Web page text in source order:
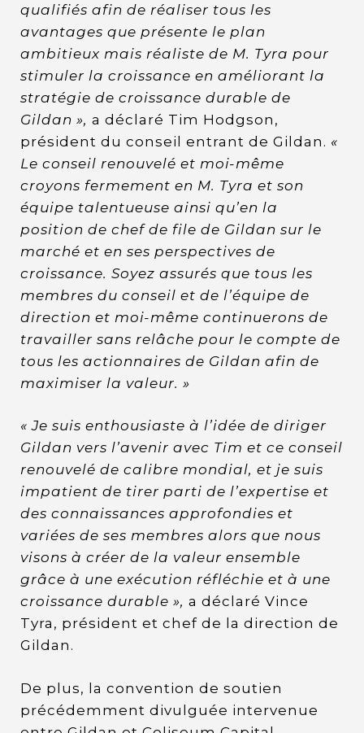
qualifiés afin de réaliser tous les
avantages que présente le plan
ambitieux mais réaliste de M. Tyra pour
stimuler la croissance en améliorant la
stratégie de croissance durable de
Gildan », a déclaré Tim Hodgson,
président du conseil entrant de Gildan. «
Le conseil renouvelé et moi-même
croyons fermement en M. Tyra et son
équipe talentueuse ainsi qu’en la
position de chef de file de Gildan sur le
marché et en ses perspectives de
croissance. Soyez assurés que tous les
membres du conseil et de l’équipe de
direction et moi-même continuerons de
travailler sans relâche pour le compte de
tous les actionnaires de Gildan afin de
maximiser la valeur. »
« Je suis enthousiaste à l’idée de diriger
Gildan vers l’avenir avec Tim et ce conseil
renouvelé de calibre mondial, et je suis
impatient de tirer parti de l’expertise et
des connaissances approfondies et
variées de ses membres alors que nous
visons à créer de la valeur ensemble
grâce à une exécution réfléchie et à une
croissance durable », a déclaré Vince
Tyra, président et chef de la direction de
Gildan.
De plus, la convention de soutien
précédemment divulguée intervenue